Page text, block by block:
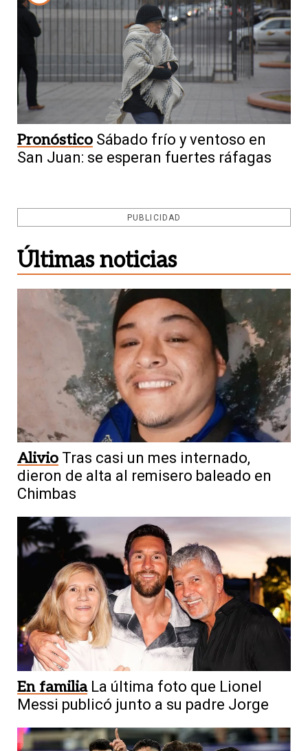
Pronóstico Sábado frío y ventoso en
San Juan: se esperan fuertes ráfagas
PUBLICIDAD
Últimas noticias
Alivio Tras casi un mes internado,
dieron de alta al remisero baleado en
Chimbas
En familia La última foto que Lionel
Messi publicó junto a su padre Jorge